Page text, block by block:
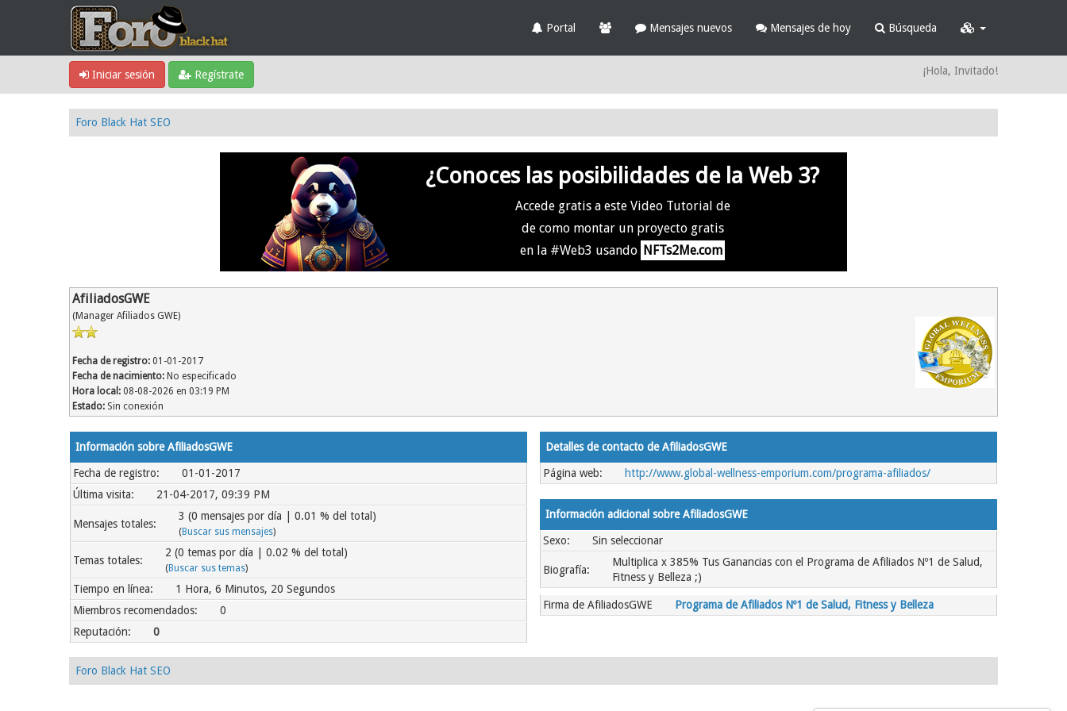
Portal Mensajes nuevos Mensajes de hoy Búsqueda
Iniciar sesión Regístrate ¡Hola, Invitado!
Foro Black Hat SEO
¿Conoces las posibilidades de la Web 3?
Accede gratis a este Video Tutorial de
de como montar un proyecto gratis
en la #Web3 usando NFTs2Me.com
AfiliadosGWE
(Manager Afiliados GWE)
Fecha de registro: 01-01-2017
Fecha de nacimiento: No especificado
Hora local: 08-08-2026 en 03:19 PM
Estado: Sin conexión
Información sobre AfiliadosGWE
Fecha de registro:
01-01-2017
Última visita:
21-04-2017, 09:39 PM
Mensajes totales:
3 (0 mensajes por día | 0.01 % del total)
(Buscar sus mensajes)
Temas totales:
2 (0 temas por día | 0.02 % del total)
(Buscar sus temas)
Tiempo en línea:
1 Hora, 6 Minutos, 20 Segundos
Miembros recomendados:
0
Reputación:
0
Detalles de contacto de AfiliadosGWE
Página web: http://www.global-wellness-emporium.com/programa-afiliados/
Información adicional sobre AfiliadosGWE
Sexo: Sin seleccionar
Biografía:
Multiplica x 385% Tus Ganancias con el Programa de Afiliados Nº1 de Salud,
Fitness y Belleza ;)
Firma de AfiliadosGWE Programa de Afiliados Nº1 de Salud, Fitness y Belleza
Foro Black Hat SEO